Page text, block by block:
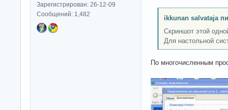
Зарегистрирован: 26-12-09
Сообщений: 1,482
ikkunan salvataja
Скриншот этой
Для настольной
По многочисленным